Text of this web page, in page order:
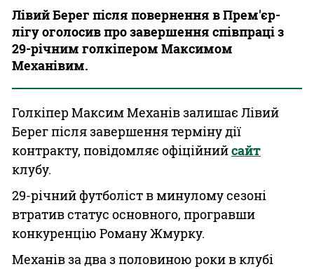
Лівий Берег після повернення в Прем'єр-
лігу оголосив про завершення співпраці з
29-річним голкіпером Максимом
Механівим.
Голкіпер Максим Механів залишає Лівий
Берег після завершення терміну дії
контракту, повідомляє офіційнийсайт
клубу.
29-річний футболіст в минулому сезоні
втратив статус основного, програвши
конкуренцію Роману Жмурку.
Механів за два з половиною роки в клубі